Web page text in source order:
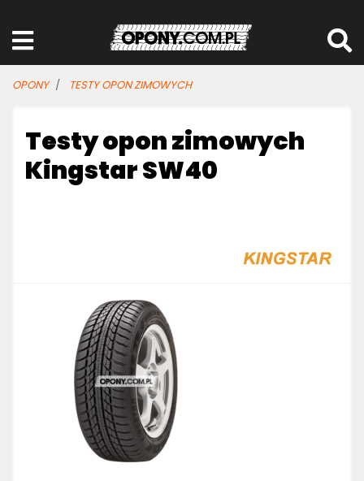
OPONY TESTY OPON ZIMOWYCH
Testy opon zimowych
Kingstar SW40